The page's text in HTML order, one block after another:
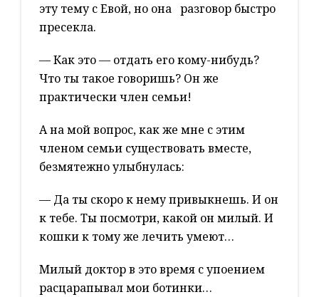
эту тему с Евой, но она разговор быстро
пресекла.
— Как это — отдать его кому-нибудь?
Что ты такое говоришь? Он же
практически член семьи!
А на мой вопрос, как же мне с этим
членом семьи существовать вместе,
безмятежно улыбнулась:
— Да ты скоро к нему привыкнешь. И он
к тебе. Ты посмотри, какой он милый. И
кошки к тому же лечить умеют…
Милый доктор в это время с упоением
расцарапывал мои ботинки…